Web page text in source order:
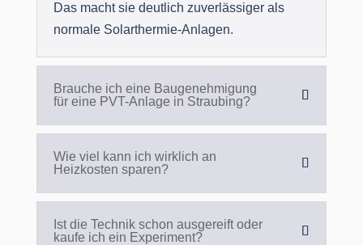
Das macht sie deutlich zuverlässiger als
normale Solarthermie-Anlagen.
Brauche ich eine Baugenehmigung
für eine PVT-Anlage in Straubing?
Wie viel kann ich wirklich an
Heizkosten sparen?
Ist die Technik schon ausgereift oder
kaufe ich ein Experiment?